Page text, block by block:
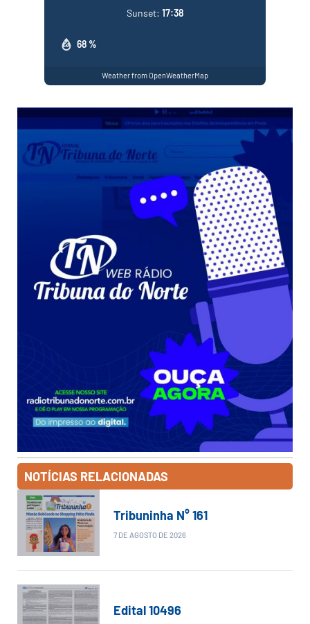
68 %
Sunset: 17:38
Weather from OpenWeatherMap
NOTÍCIAS RELACIONADAS
Tribuninha N° 161
7 DE AGOSTO DE 2026
Edital 10496